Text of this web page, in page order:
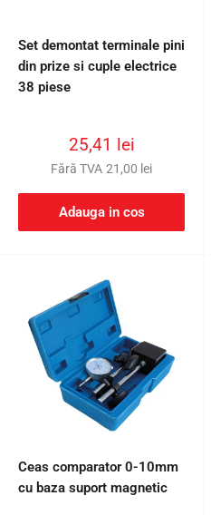
Set demontat terminale pini
din prize si cuple electrice
38 piese
Preț
redus
25,41 lei
Fără TVA 21,00 lei
Adauga in cos
Ceas comparator 0-10mm
cu baza suport magnetic